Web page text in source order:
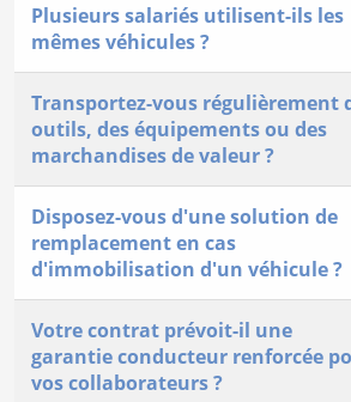
Plusieurs salariés utilisent-ils les
mêmes véhicules ?
Transportez-vous régulièrement
outils, des équipements ou des
marchandises de valeur ?
Disposez-vous d'une solution de
remplacement en cas
d'immobilisation d'un véhicule ?
Votre contrat prévoit-il une
garantie conducteur renforcée
vos collaborateurs ?